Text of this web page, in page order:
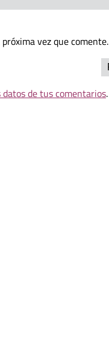
vez que comente.
datos de tus comentarios.